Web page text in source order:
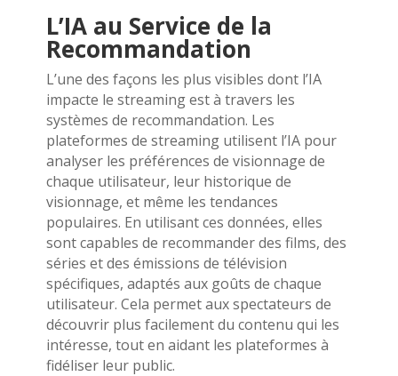
L’IA au Service de la
Recommandation
L’une des façons les plus visibles dont l’IA
impacte le streaming est à travers les
systèmes de recommandation. Les
plateformes de streaming utilisent l’IA pour
analyser les préférences de visionnage de
chaque utilisateur, leur historique de
visionnage, et même les tendances
populaires. En utilisant ces données, elles
sont capables de recommander des films, des
séries et des émissions de télévision
spécifiques, adaptés aux goûts de chaque
utilisateur. Cela permet aux spectateurs de
découvrir plus facilement du contenu qui les
intéresse, tout en aidant les plateformes à
fidéliser leur public.